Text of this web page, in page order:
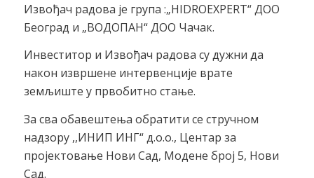
Извођач радова је група :„HIDROEXPERT“ ДОО
Београд и „ВОДОПАН“ ДОО Чачак.
Инвеститор и Извођач радова су дужни да
након извршене интервенције врате
земљиште у првобитно стање.
За сва обавештења обратити се стручном
надзору ,,ИНИП ИНГ“ д.о.о., Центар за
пројектовање Нови Сад, Модене број 5, Нови
Сад.